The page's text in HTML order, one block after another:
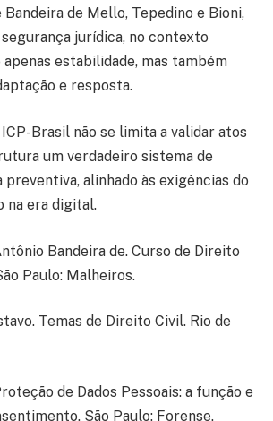
de Mello, Tepedino e Bioni,
jurídica, no contexto
estabilidade, mas também
e resposta.
Brasil não se limita a validar atos
um verdadeiro sistema de
alinhado às exigências do
na era digital.
Bandeira de. Curso de Direito
Paulo: Malheiros.
Temas de Direito Civil. Rio de
de Dados Pessoais: a função e
São Paulo: Forense.